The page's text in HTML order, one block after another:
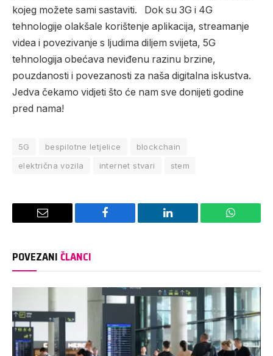
kojeg možete sami sastaviti.
Dok su 3G i 4G
tehnologije olakšale korištenje aplikacija, streamanje
videa i povezivanje s ljudima diljem svijeta, 5G
tehnologija obećava neviđenu razinu brzine,
pouzdanosti i povezanosti za naša digitalna iskustva.
Jedva čekamo vidjeti što će nam sve donijeti godine
pred nama!
5G bespilotne letjelice
blockchain
električna vozila
internet stvari stem
Email Facebook LinkedIn
POVEZANIČLANCI